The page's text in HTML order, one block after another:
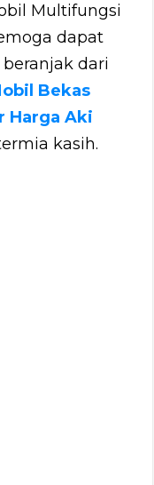
Multifungsi
dapat
dari
Bekas
Harga Aki
kasih.